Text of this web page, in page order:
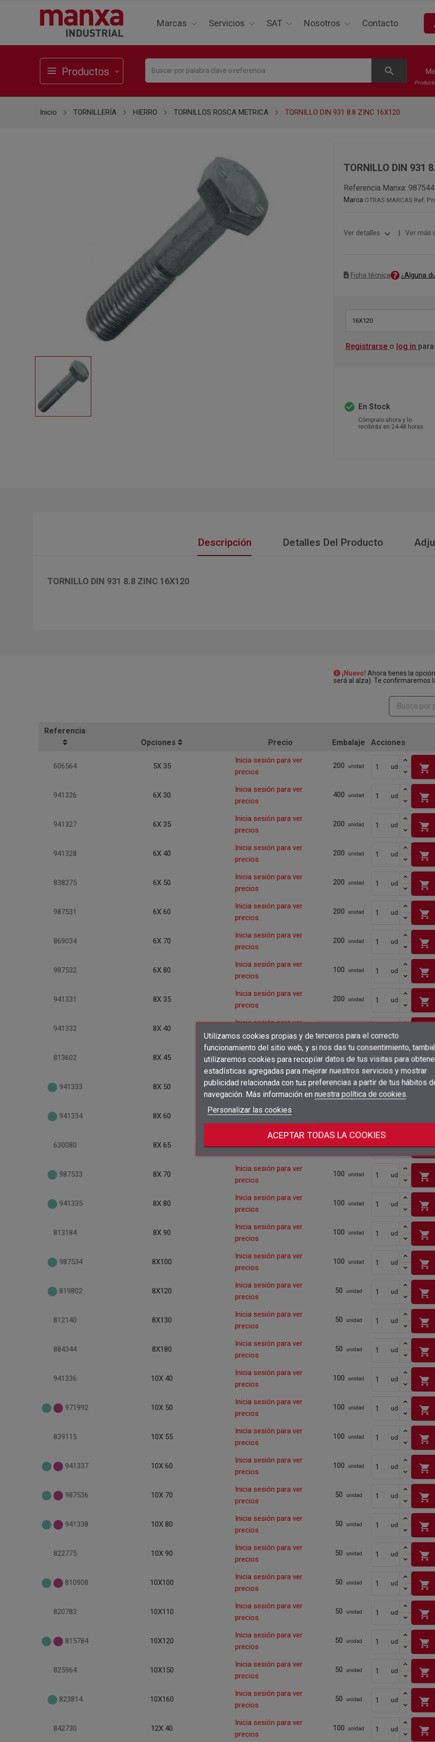
Añadir a la lista de deseos×
add_circle_outline
Crear lista de deseos ×
Nombre de la lista de deseos
Crear lista de deseos
Iniciar sesión ×
Debe iniciar sesión para guardar productos en su lista de deseos.
Marcas Servicios SAT Nosotros Contacto
Productos search
Utilizamos cookies propias y de terceros para el correcto
funcionamiento del sitio web, y si nos das tu consentimiento,
utilizaremos cookies para recopilar datos de tus visitas para
estadísticas agregadas para mejorar nuestros servicios y mostrar
publicidad relacionada con tus preferencias a partir de tus hábitos
navegación. Más información en nuestra política de cookies.
Personalizar las cookies
ACEPTAR TODAS LA COOKIES
Inicio TORNILLERÍA HIERRO TORNILLOS ROSCA METRICA TORNILLO DIN 931 8.8 ZINC 16X120
TORNILLO DIN 931
Referencia Manxa: 987544
Marca OTRAS MARCAS Ref.
Ver detalles expand_more Ver más
Ficha técnica ¿Alguna
16X120
Registrarse o log in
check_circle En Stock
Cómpralo ahora y lo
recibirás en 24-48 horas
Descripción Detalles Del Producto
TORNILLO DIN 931 8.8 ZINC 16X120
¡Nuevo! Ahora tienes la
será al alza). Te confirmaremos
Referencia
Opciones
Precio Embalaje Acciones
606564 5X 35
Inicia sesión para ver
precios
200 unidad ud shopping_cart
941326 6X 30
Inicia sesión para ver
precios
400 unidad ud shopping_cart
941327 6X 35
Inicia sesión para ver
precios
200 unidad ud shopping_cart
941328 6X 40
Inicia sesión para ver
precios
200 unidad ud shopping_cart
838275 6X 50
Inicia sesión para ver
precios
200 unidad ud shopping_cart
987531 6X 60
Inicia sesión para ver
precios
200 unidad ud shopping_cart
869034 6X 70
Inicia sesión para ver
precios
200 unidad ud shopping_cart
987532 6X 80
Inicia sesión para ver
precios
100 unidad ud shopping_cart
941331 8X 35
Inicia sesión para ver
precios
200 unidad ud shopping_cart
941332 8X 40
Inicia sesión para ver
precios
813602 8X 45
Inicia sesión para ver
precios
200 unidad ud shopping_cart
941333 8X 50
Inicia sesión para ver
precios
100 unidad ud shopping_cart
941334 8X 60
Inicia sesión para ver
precios
630080 8X 65
Inicia sesión para ver
100 unidad ud shopping_cart
987533 8X 70
Inicia sesión para ver
precios
100 unidad ud shopping_cart
941335 8X 80
Inicia sesión para ver
precios
100 unidad ud shopping_cart
813184 8X 90
Inicia sesión para ver
precios
100 unidad ud shopping_cart
987534 8X100
Inicia sesión para ver
precios
100 unidad ud shopping_cart
819802 8X120
Inicia sesión para ver
precios
50 unidad ud shopping_cart
812140 8X130
Inicia sesión para ver
precios
50 unidad ud shopping_cart
884344 8X180
Inicia sesión para ver
precios
50 unidad ud shopping_cart
941336 10X 40
Inicia sesión para ver
precios
100 unidad ud shopping_cart
971992 10X 50
Inicia sesión para ver
precios
100 unidad ud shopping_cart
839115 10X 55
Inicia sesión para ver
precios
100 unidad ud shopping_cart
941337 10X 60
Inicia sesión para ver
precios
100 unidad ud shopping_cart
987536 10X 70
Inicia sesión para ver
precios
50 unidad ud shopping_cart
941338 10X 80
Inicia sesión para ver
precios
50 unidad ud shopping_cart
822775 10X 90
Inicia sesión para ver
precios
50 unidad ud shopping_cart
810908 10X100
Inicia sesión para ver
precios
50 unidad ud shopping_cart
820783 10X110
Inicia sesión para ver
precios
50 unidad ud shopping_cart
815784 10X120
Inicia sesión para ver
precios
50 unidad ud shopping_cart
825964 10X150
Inicia sesión para ver
precios
50 unidad ud shopping_cart
823814 10X160
Inicia sesión para ver
precios
50 unidad ud shopping_cart
842730 12X 40
Inicia sesión para ver
precios
100 unidad ud shopping_cart